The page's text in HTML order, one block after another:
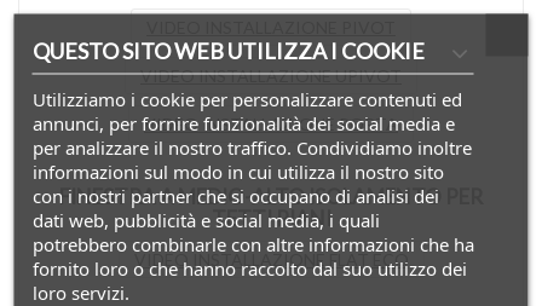
VIDEO INSTALLAZIONE UPIVOT
VIDEO INSTALLAZIONE PORTA
FINESTRA A MEDIO-ALTO ISOLAMENTO PER
TETTI PIANI
VIDEO INSTALLAZIONE FLAT ECO
QUESTO SITO WEB UTILIZZA I COOKIE
Utilizziamo i cookie per personalizzare contenuti ed
annunci, per fornire funzionalità dei social media e
per analizzare il nostro traffico. Condividiamo inoltre
informazioni sul modo in cui utilizza il nostro sito
con i nostri partner che si occupano di analisi dei
dati web, pubblicità e social media, i quali
potrebbero combinarle con altre informazioni che ha
fornito loro o che hanno raccolto dal suo utilizzo dei
loro servizi.